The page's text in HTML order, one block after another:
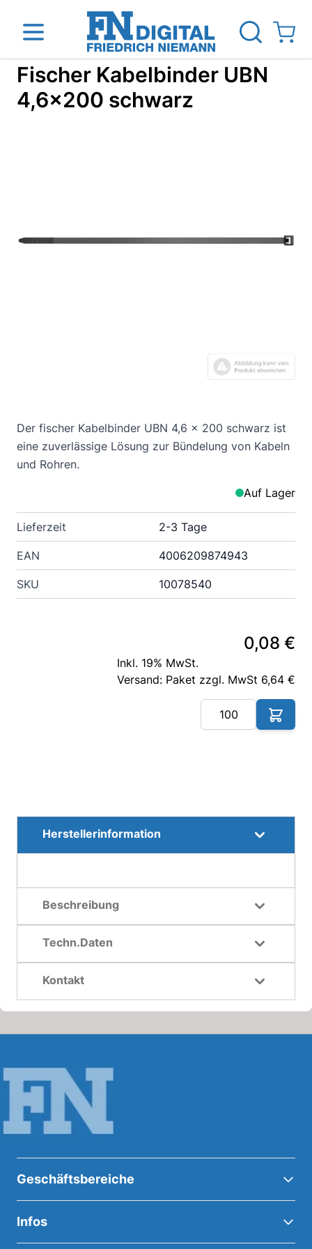
Direkt zum Inhalt
View
Fischer Kabelbinder UBN
4,6x200 schwarz
Der fischer Kabelbinder UBN 4,6 x 200 schwarz ist
eine zuverlässige Lösung zur Bündelung von Kabeln
und Rohren.
Auf Lager
Lieferzeit 2-3 Tage
EAN 4006209874943
SKU 10078540
0,08 €
Inkl. 19% MwSt.
Versand: Paket zzgl. MwSt 6,64 €
Herstellerinformation
Beschreibung
Techn.Daten
Kontakt
Geschäftsbereiche
Infos